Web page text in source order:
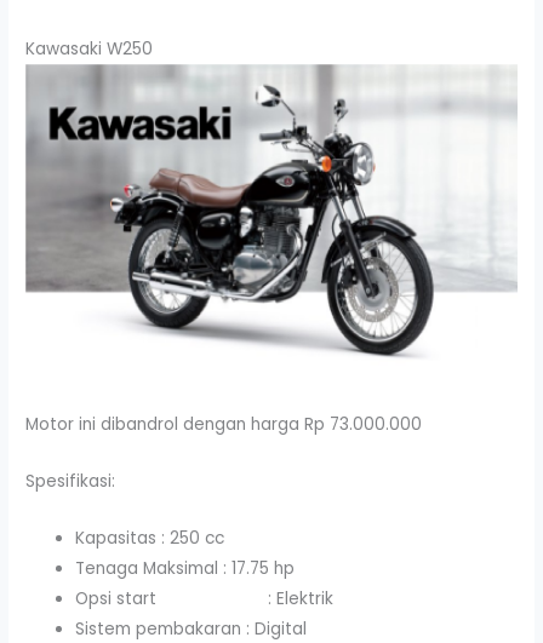
Kawasaki W250
Motor ini dibandrol dengan harga Rp 73.000.000
Spesifikasi:
Kapasitas : 250 cc
Tenaga Maksimal : 17.75 hp
Opsi start : Elektrik
Sistem pembakaran : Digital